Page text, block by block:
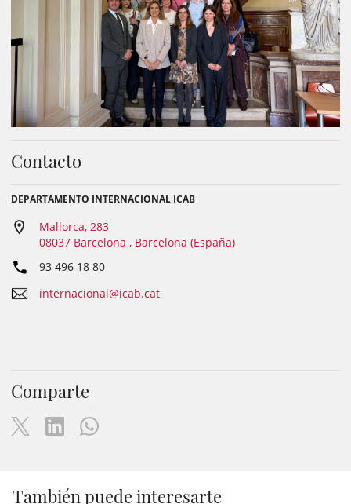
Contacto
DEPARTAMENTO INTERNACIONAL ICAB
Mallorca, 283
08037 Barcelona , Barcelona (España)
93 496 18 80
internacional@icab.cat
Comparte
También puede interesarte